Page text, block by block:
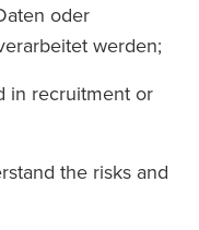
oder
werden;
in recruitment or
the risks and